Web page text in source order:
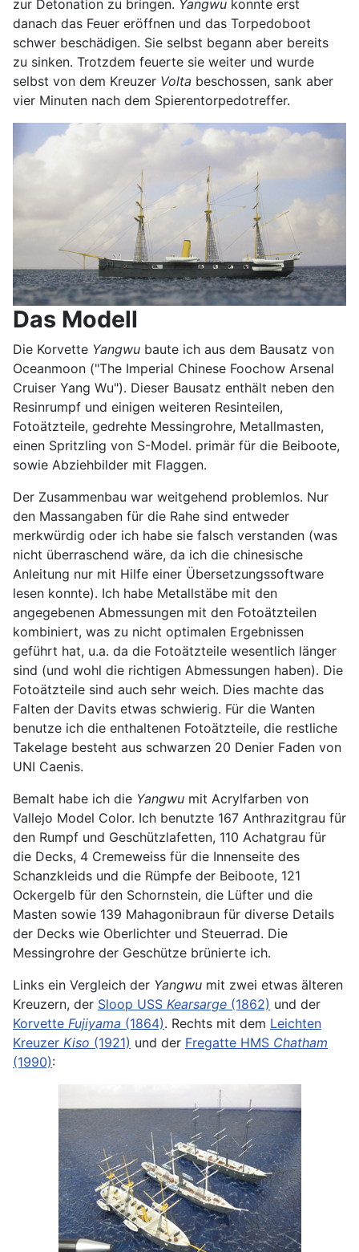
zur Detonation zu bringen. Yangwu konnte erst
danach das Feuer eröffnen und das Torpedoboot
schwer beschädigen. Sie selbst begann aber bereits
zu sinken. Trotzdem feuerte sie weiter und wurde
selbst von dem Kreuzer Volta beschossen, sank aber
vier Minuten nach dem Spierentorpedotreffer.
Das Modell
Die Korvette Yangwu baute ich aus dem Bausatz von
Oceanmoon ("The Imperial Chinese Foochow Arsenal
Cruiser Yang Wu"). Dieser Bausatz enthält neben den
Resinrumpf und einigen weiteren Resinteilen,
Fotoätzteile, gedrehte Messingrohre, Metallmasten,
einen Spritzling von S-Model. primär für die Beiboote,
sowie Abziehbilder mit Flaggen.
Der Zusammenbau war weitgehend problemlos. Nur
den Massangaben für die Rahe sind entweder
merkwürdig oder ich habe sie falsch verstanden (was
nicht überraschend wäre, da ich die chinesische
Anleitung nur mit Hilfe einer Übersetzungssoftware
lesen konnte). Ich habe Metallstäbe mit den
angegebenen Abmessungen mit den Fotoätzteilen
kombiniert, was zu nicht optimalen Ergebnissen
geführt hat, u.a. da die Fotoätzteile wesentlich länger
sind (und wohl die richtigen Abmessungen haben). Die
Fotoätzteile sind auch sehr weich. Dies machte das
Falten der Davits etwas schwierig. Für die Wanten
benutze ich die enthaltenen Fotoätzteile, die restliche
Takelage besteht aus schwarzen 20 Denier Faden von
UNI Caenis.
Bemalt habe ich die Yangwu mit Acrylfarben von
Vallejo Model Color. Ich benutzte 167 Anthrazitgrau für
den Rumpf und Geschützlafetten, 110 Achatgrau für
die Decks, 4 Cremeweiss für die Innenseite des
Schanzkleids und die Rümpfe der Beiboote, 121
Ockergelb für den Schornstein, die Lüfter und die
Masten sowie 139 Mahagonibraun für diverse Details
der Decks wie Oberlichter und Steuerrad. Die
Messingrohre der Geschütze brünierte ich.
Links ein Vergleich der Yangwu mit zwei etwas älteren
Kreuzern, der Sloop USS Kearsarge (1862) und der
Korvette Fujiyama (1864). Rechts mit dem Leichten
Kreuzer Kiso (1921) und der Fregatte HMS Chatham
(1990):